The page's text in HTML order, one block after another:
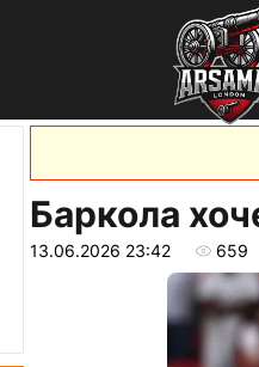
Баркола
13.06.2026 23:42 659